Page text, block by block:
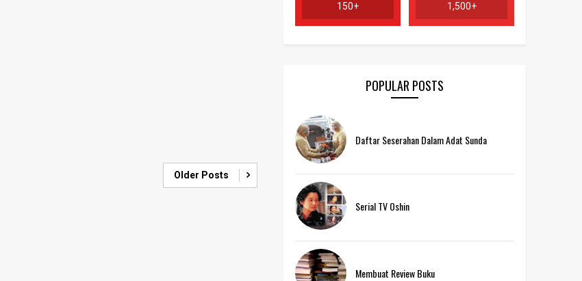
Older Posts
150+ 1,500+
POPULAR POSTS
Daftar Seserahan Dalam Adat Sunda
Serial TV Oshin
Membuat Review Buku